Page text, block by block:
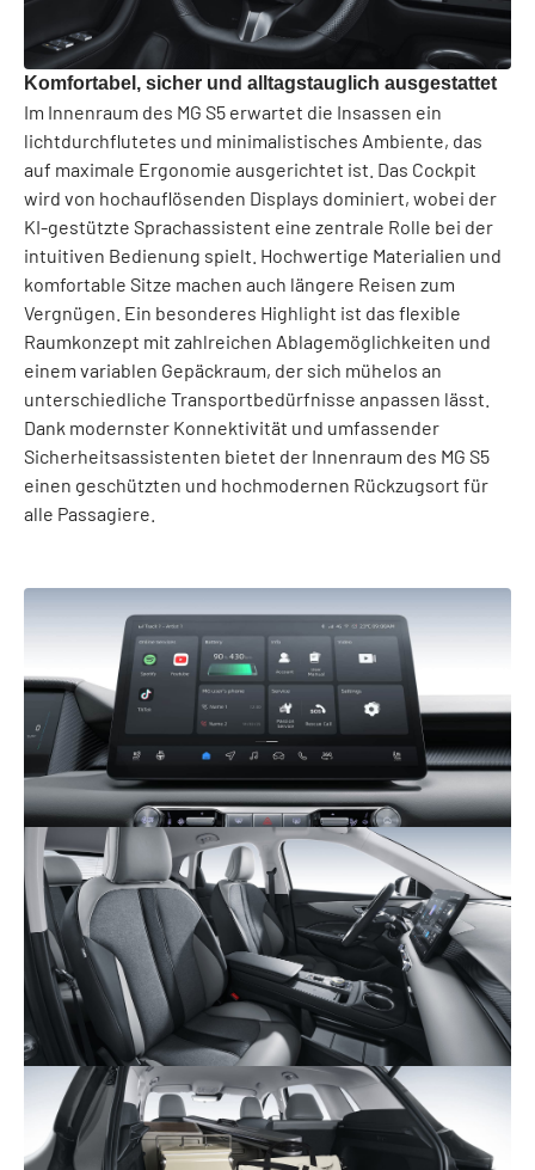
Komfortabel, sicher und alltagstauglich ausgestattet
Im Innenraum des MG S5 erwartet die Insassen ein
lichtdurchflutetes und minimalistisches Ambiente, das
auf maximale Ergonomie ausgerichtet ist. Das Cockpit
wird von hochauflösenden Displays dominiert, wobei der
KI-gestützte Sprachassistent eine zentrale Rolle bei der
intuitiven Bedienung spielt. Hochwertige Materialien und
komfortable Sitze machen auch längere Reisen zum
Vergnügen. Ein besonderes Highlight ist das flexible
Raumkonzept mit zahlreichen Ablagemöglichkeiten und
einem variablen Gepäckraum, der sich mühelos an
unterschiedliche Transportbedürfnisse anpassen lässt.
Dank modernster Konnektivität und umfassender
Sicherheitsassistenten bietet der Innenraum des MG S5
einen geschützten und hochmodernen Rückzugsort für
alle Passagiere.